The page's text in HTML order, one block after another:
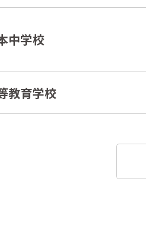
中学校
教育学校